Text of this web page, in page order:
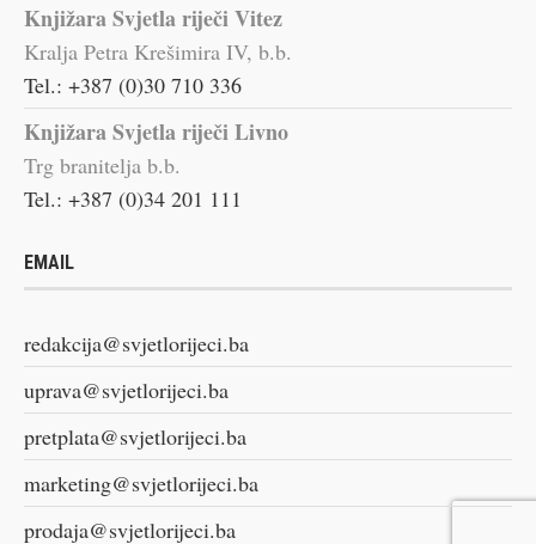
Knjižara Svjetla riječi Vitez
Kralja Petra Krešimira IV, b.b.
Tel.: +387 (0)30 710 336
Knjižara Svjetla riječi Livno
Trg branitelja b.b.
Tel.: +387 (0)34 201 111
EMAIL
redakcija@svjetlorijeci.ba
uprava@svjetlorijeci.ba
pretplata@svjetlorijeci.ba
marketing@svjetlorijeci.ba
prodaja@svjetlorijeci.ba